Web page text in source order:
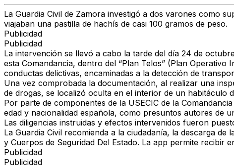
La Guardia Civil de Zamora investigó a dos varones como
viajaban una pastilla de hachís de casi 100 gramos de peso.
Publicidad
Publicidad
La intervención se llevó a cabo la tarde del día 24 de
esta Comandancia, dentro del “Plan Telos” (Plan
conductas delictivas, encaminadas a la detección de
Una vez comprobada la documentación, al realizar una
de drogas, se localizó oculta en el interior de un habitáculo
Por parte de componentes de la USECIC de la
edad y nacionalidad española, como presuntos autores de
Las diligencias instruidas y efectos intervenidos fueron
La Guardia Civil recomienda a la ciudadanía, la descarga
y Cuerpos de Seguridad Del Estado. La app permite recibir
Publicidad
Publicidad